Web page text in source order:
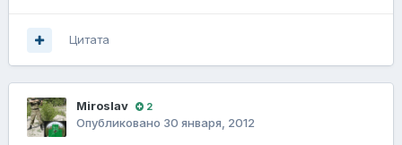
Цитата
Miroslav 2
Опубликовано 30 января, 2012